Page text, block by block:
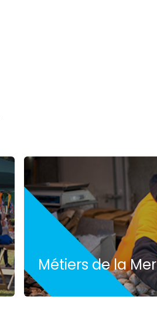
Métiers de la Mer